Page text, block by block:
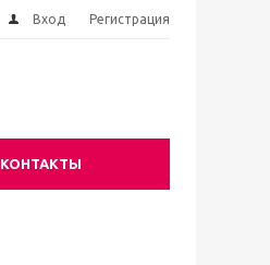
Вход Регистрация
КОНТАКТЫ